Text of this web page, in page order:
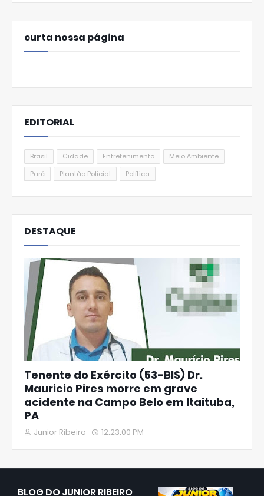
curta nossa página
EDITORIAL
Brasil Cidade Entretenimento
Meio Ambiente
Pará
Plantão Policial Política
DESTAQUE
Tenente do Exército (53-BIS) Dr.
Mauricio Pires morre em grave
acidente na Campo Belo em Itaituba,
PA
Junior Ribeiro 12:23:00 PM
BLOG DO JUNIOR RIBEIRO